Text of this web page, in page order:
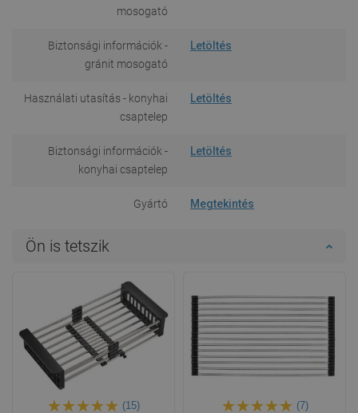
mosogató
Biztonsági információk -
gránit mosogató
Letöltés
Használati utasítás - konyhai
csaptelep
Letöltés
Biztonsági információk -
konyhai csaptelep
Letöltés
Gyártó Megtekintés
Ön is tetszik
(15) (7)